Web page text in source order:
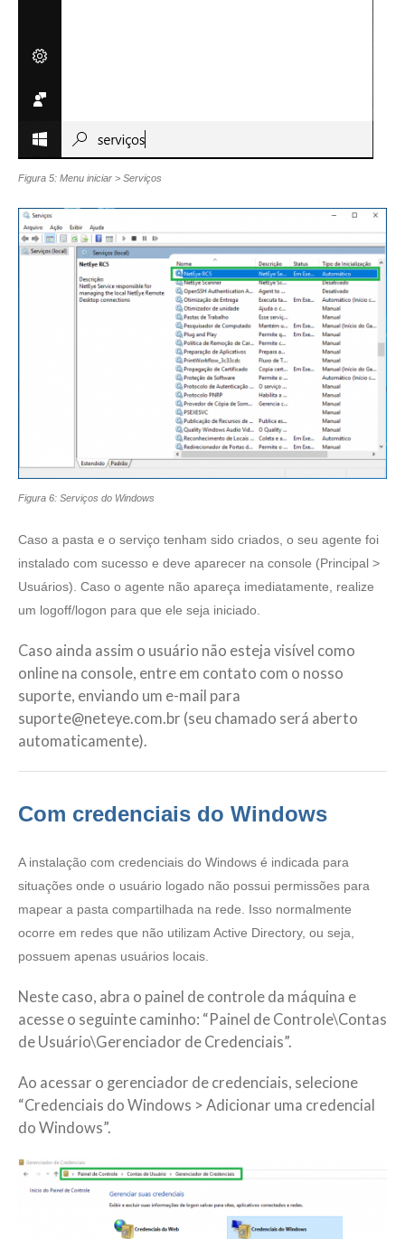
Figura 5: Menu iniciar > Serviços
Figura 6: Serviços do Windows
Caso a pasta e o serviço tenham sido criados, o seu agente foi
instalado com sucesso e deve aparecer na console (Principal >
Usuários). Caso o agente não apareça imediatamente, realize
um logoff/logon para que ele seja iniciado.
Caso ainda assim o usuário não esteja visível como
online na console, entre em contato com o nosso
suporte, enviando um e-mail para
suporte@neteye.com.br (seu chamado será aberto
automaticamente).
Com credenciais do Windows
A instalação com credenciais do Windows é indicada para
situações onde o usuário logado não possui permissões para
mapear a pasta compartilhada na rede. Isso normalmente
ocorre em redes que não utilizam Active Directory, ou seja,
possuem apenas usuários locais.
Neste caso, abra o painel de controle da máquina e
acesse o seguinte caminho: “Painel de Controle\Contas
de Usuário\Gerenciador de Credenciais”.
Ao acessar o gerenciador de credenciais, selecione
“Credenciais do Windows > Adicionar uma credencial
do Windows”.